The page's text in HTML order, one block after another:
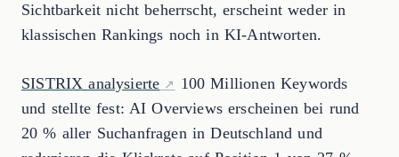
Sichtbarkeit nicht beherrscht, erscheint weder in
klassischen Rankings noch in KI-Antworten.
SISTRIX analysierte
100 Millionen Keywords
und stellte fest: AI Overviews erscheinen bei rund
20 % aller Suchanfragen in Deutschland und